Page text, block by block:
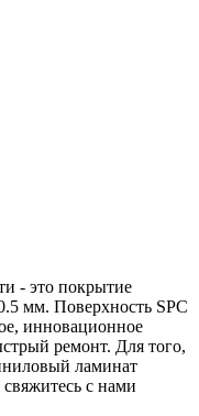
- это покрытие
мм. Поверхность SPC
инновационное
ремонт. Для того,
ламинат
с нами